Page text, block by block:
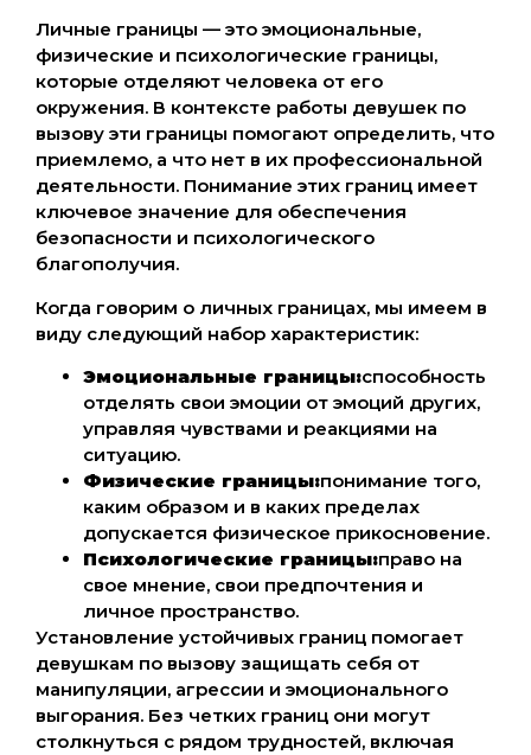
Личные границы — это эмоциональные,
физические и психологические границы,
которые отделяют человека от его
окружения. В контексте работы девушек по
вызову эти границы помогают определить, что
приемлемо, а что нет в их профессиональной
деятельности. Понимание этих границ имеет
ключевое значение для обеспечения
безопасности и психологического
благополучия.
Когда говорим о личных границах, мы имеем в
виду следующий набор характеристик:
Эмоциональные границы:способность
отделять свои эмоции от эмоций других,
управляя чувствами и реакциями на
ситуацию.
Физические границы:понимание того,
каким образом и в каких пределах
допускается физическое прикосновение.
Психологические границы:право на
свое мнение, свои предпочтения и
личное пространство.
Установление устойчивых границ помогает
девушкам по вызову защищать себя от
манипуляции, агрессии и эмоционального
выгорания. Без четких границ они могут
столкнуться с рядом трудностей, включая